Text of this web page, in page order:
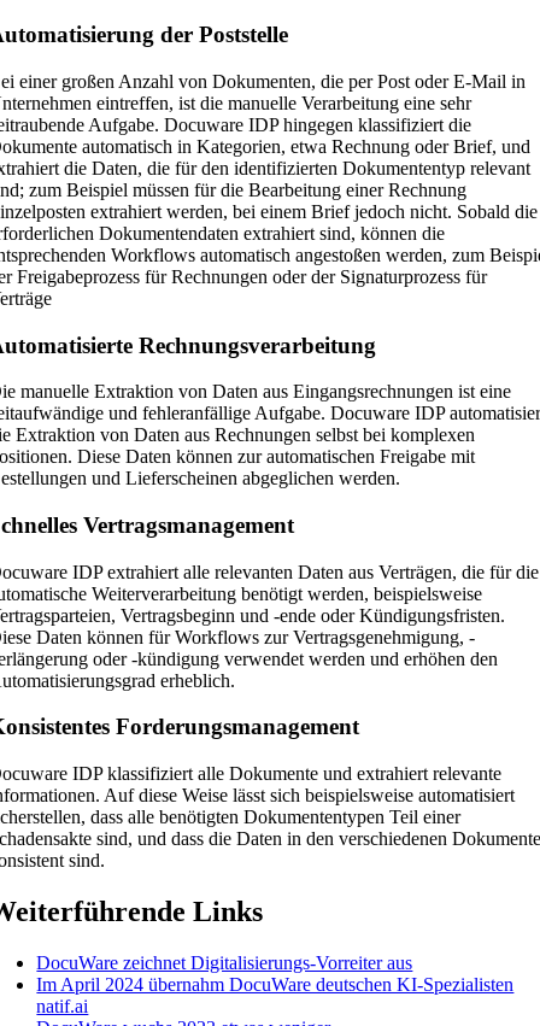
der Poststelle
einer großen Anzahl von Dokumenten, die per Post oder E-Mail in
eintreffen, ist die manuelle Verarbeitung eine sehr
Aufgabe. Docuware IDP hingegen klassifiziert die
automatisch in Kategorien, etwa Rechnung oder Brief, und
die Daten, die für den identifizierten Dokumententyp relevant
zum Beispiel müssen für die Bearbeitung einer Rechnung
extrahiert werden, bei einem Brief jedoch nicht. Sobald die
Dokumentendaten extrahiert sind, können die
Workflows automatisch angestoßen werden, zum
Freigabeprozess für Rechnungen oder der Signaturprozess für
Rechnungsverarbeitung
manuelle Extraktion von Daten aus Eingangsrechnungen ist eine
und fehleranfällige Aufgabe. Docuware IDP
Extraktion von Daten aus Rechnungen selbst bei komplexen
Diese Daten können zur automatischen Freigabe mit
und Lieferscheinen abgeglichen werden.
Vertragsmanagement
IDP extrahiert alle relevanten Daten aus Verträgen, die für die
Weiterverarbeitung benötigt werden, beispielsweise
Vertragsbeginn und -ende oder Kündigungsfristen.
Daten können für Workflows zur Vertragsgenehmigung, -
oder -kündigung verwendet werden und erhöhen den
erheblich.
Forderungsmanagement
IDP klassifiziert alle Dokumente und extrahiert relevante
Auf diese Weise lässt sich beispielsweise automatisiert
dass alle benötigten Dokumententypen Teil einer
sind, und dass die Daten in den verschiedenen
sind.
Links
DocuWare zeichnet Digitalisierungs-Vorreiter aus
Im April 2024 übernahm DocuWare deutschen KI-Spezialisten
natif.ai